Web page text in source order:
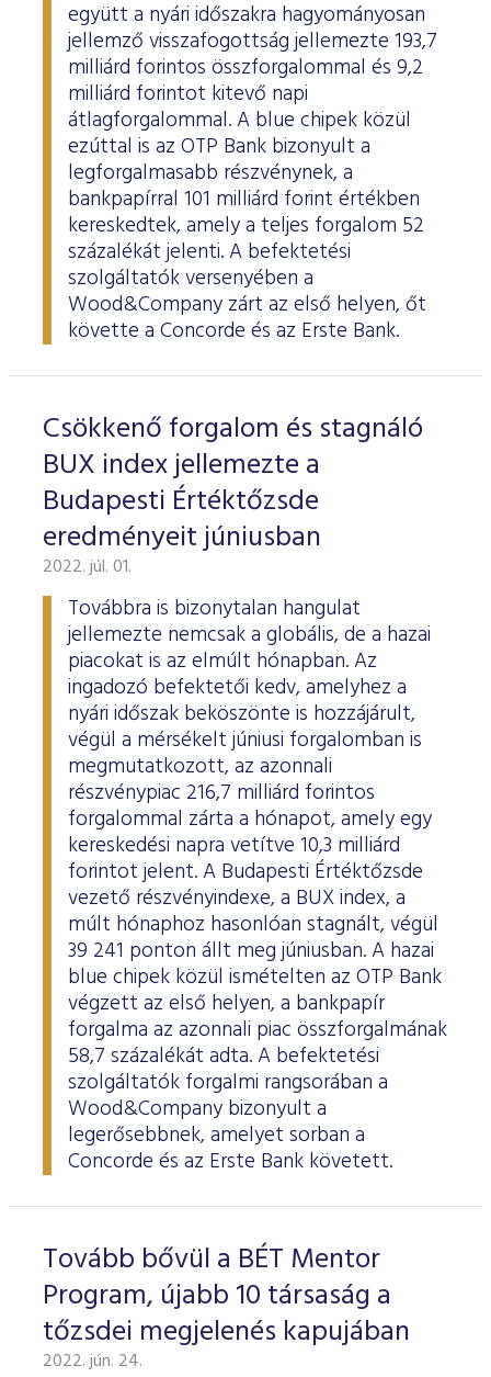
együtt a nyári időszakra hagyományosan
jellemző visszafogottság jellemezte 193,7
milliárd forintos összforgalommal és 9,2
milliárd forintot kitevő napi
átlagforgalommal. A blue chipek közül
ezúttal is az OTP Bank bizonyult a
legforgalmasabb részvénynek, a
bankpapírral 101 milliárd forint értékben
kereskedtek, amely a teljes forgalom 52
százalékát jelenti. A befektetési
szolgáltatók versenyében a
Wood&Company zárt az első helyen, őt
követte a Concorde és az Erste Bank.
Csökkenő forgalom és stagnáló
BUX index jellemezte a
Budapesti Értéktőzsde
eredményeit júniusban
2022. júl. 01.
Továbbra is bizonytalan hangulat
jellemezte nemcsak a globális, de a hazai
piacokat is az elmúlt hónapban. Az
ingadozó befektetői kedv, amelyhez a
nyári időszak beköszönte is hozzájárult,
végül a mérsékelt júniusi forgalomban is
megmutatkozott, az azonnali
részvénypiac 216,7 milliárd forintos
forgalommal zárta a hónapot, amely egy
kereskedési napra vetítve 10,3 milliárd
forintot jelent. A Budapesti Értéktőzsde
vezető részvényindexe, a BUX index, a
múlt hónaphoz hasonlóan stagnált, végül
39 241 ponton állt meg júniusban. A hazai
blue chipek közül ismételten az OTP Bank
végzett az első helyen, a bankpapír
forgalma az azonnali piac összforgalmának
58,7 százalékát adta. A befektetési
szolgáltatók forgalmi rangsorában a
Wood&Company bizonyult a
legerősebbnek, amelyet sorban a
Concorde és az Erste Bank követett.
Tovább bővül a BÉT Mentor
Program, újabb 10 társaság a
tőzsdei megjelenés kapujában
2022. jún. 24.